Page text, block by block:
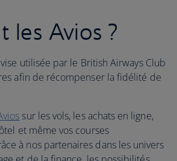
les Avios ?
utilisée par le British Airways Club
afin de récompenser la fidélité de
sur les vols, les achats en ligne,
et même vos courses
à nos partenaires dans les univers